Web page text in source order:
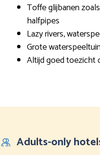
Toffe glijbanen
halfpipes
Lazy rivers,
Grote
Altijd goed toezicht
Adults-only